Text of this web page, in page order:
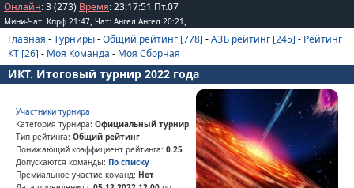
Онлайн: 3 (273) Время:23:17:51 Пт.07
Мини-Чат: Кпрф 21:47, Чат: Ангел Ангел 20:21 ,
Главная -Турниры-Общий рейтинг [778] -АЗЪ рейтинг [245] - Рейтинг
КТ [26] - Моя Команда - Моя Сборная
ИКТ. Итоговый турнир 2022 года
Участники турнира
Категория турнира: Официальный турнир
Тип рейтинга: Общий рейтинг
Понижающий коэффициент рейтинга: 0.25
Допускаются команды: По списку
Премиальное участие команд: Нет